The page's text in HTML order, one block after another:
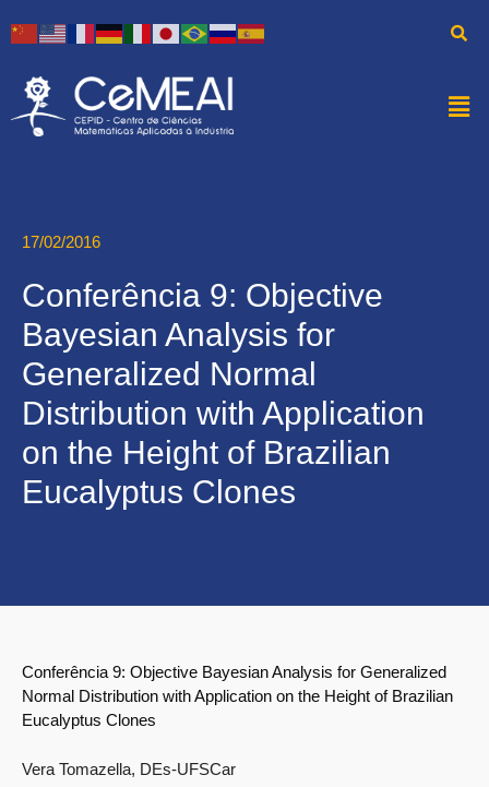
17/02/2016
Conferência 9: Objective
Bayesian Analysis for
Generalized Normal
Distribution with Application
on the Height of Brazilian
Eucalyptus Clones
Conferência 9: Objective Bayesian Analysis for Generalized
Normal Distribution with Application on the Height of Brazilian
Eucalyptus Clones
Vera Tomazella, DEs-UFSCar